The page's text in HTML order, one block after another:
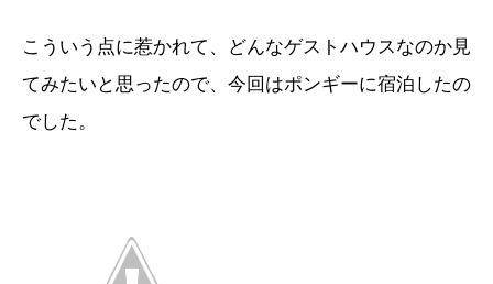
こういう点に惹かれて、どんなゲストハウスなのか見
てみたいと思ったので、今回はポンギーに宿泊したの
でした。